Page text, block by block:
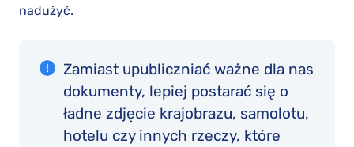
nadużyć.
Zamiast upubliczniać ważne dla nas
dokumenty, lepiej postarać się o
ładne zdjęcie krajobrazu, samolotu,
hotelu czy innych rzeczy, które